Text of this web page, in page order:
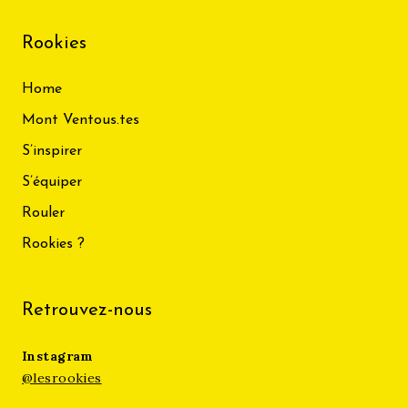
Rookies
Home
Mont Ventous.tes
S’inspirer
S’équiper
Rouler
Rookies ?
Retrouvez-nous
Instagram
@lesrookies